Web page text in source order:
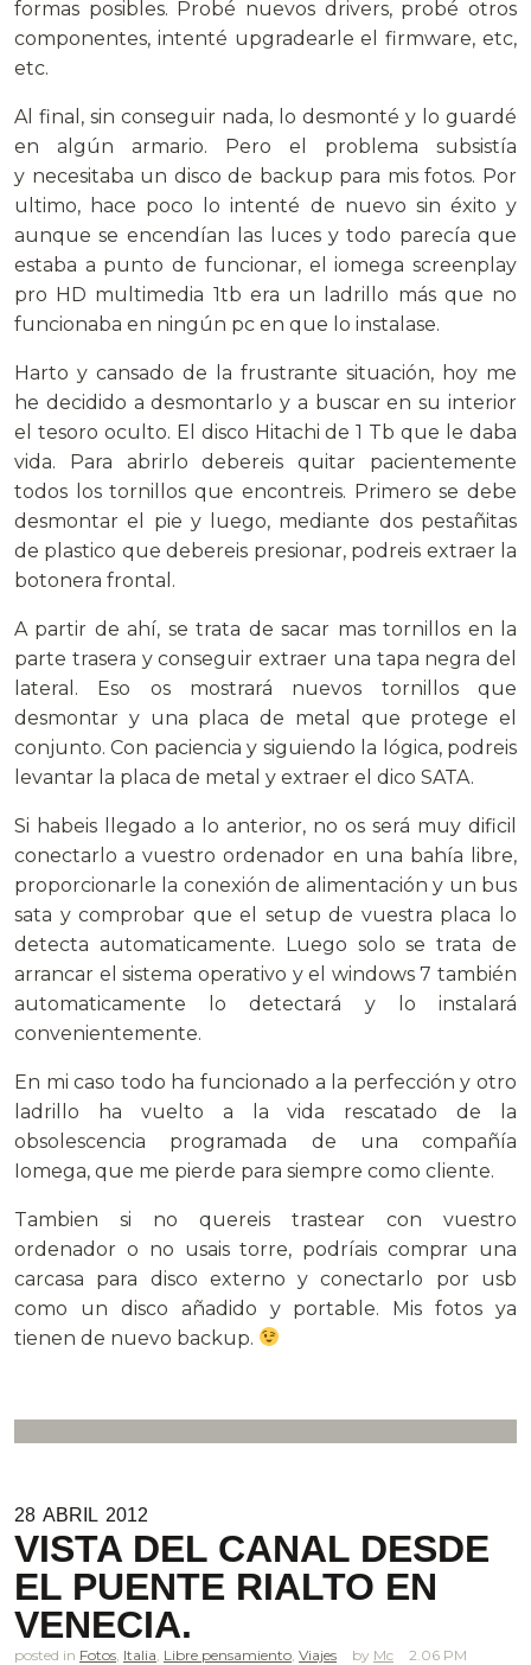
formas posibles. Probé nuevos drivers, probé otros
componentes, intenté upgradearle el firmware, etc,
etc.
Al final, sin conseguir nada, lo desmonté y lo guardé
en algún armario. Pero el problema subsistía
y necesitaba un disco de backup para mis fotos. Por
ultimo, hace poco lo intenté de nuevo sin éxito y
aunque se encendían las luces y todo parecía que
estaba a punto de funcionar, el iomega screenplay
pro HD multimedia 1tb era un ladrillo más que no
funcionaba en ningún pc en que lo instalase.
Harto y cansado de la frustrante situación, hoy me
he decidido a desmontarlo y a buscar en su interior
el tesoro oculto. El disco Hitachi de 1 Tb que le daba
vida. Para abrirlo debereis quitar pacientemente
todos los tornillos que encontreis. Primero se debe
desmontar el pie y luego, mediante dos pestañitas
de plastico que debereis presionar, podreis extraer la
botonera frontal.
A partir de ahí, se trata de sacar mas tornillos en la
parte trasera y conseguir extraer una tapa negra del
lateral. Eso os mostrará nuevos tornillos que
desmontar y una placa de metal que protege el
conjunto. Con paciencia y siguiendo la lógica, podreis
levantar la placa de metal y extraer el dico SATA.
Si habeis llegado a lo anterior, no os será muy dificil
conectarlo a vuestro ordenador en una bahía libre,
proporcionarle la conexión de alimentación y un bus
sata y comprobar que el setup de vuestra placa lo
detecta automaticamente. Luego solo se trata de
arrancar el sistema operativo y el windows 7 también
automaticamente lo detectará y lo instalará
convenientemente.
En mi caso todo ha funcionado a la perfección y otro
ladrillo ha vuelto a la vida rescatado de la
obsolescencia programada de una compañía
Iomega, que me pierde para siempre como cliente.
Tambien si no quereis trastear con vuestro
ordenador o no usais torre, podríais comprar una
carcasa para disco externo y conectarlo por usb
como un disco añadido y portable. Mis fotos ya
tienen de nuevo backup.
28 ABRIL 2012
VISTA DEL CANAL DESDE
EL PUENTE RIALTO EN
VENECIA.
posted in Fotos Italia Libre pensamiento Viajes Mc 2.06 PM